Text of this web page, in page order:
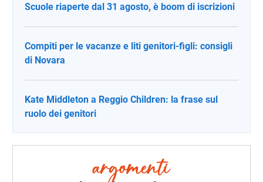
Scuole riaperte dal 31 agosto, è boom di iscrizioni
Compiti per le vacanze e liti genitori-figli: consigli
di Novara
Kate Middleton a Reggio Children: la frase sul
ruolo dei genitori